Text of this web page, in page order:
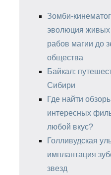
Зомби-
эволюция живых
рабов магии до
общества
Байкал:
Сибири
Где найти
интересных
любой вкус?
Голливудская
имплантация
звезд